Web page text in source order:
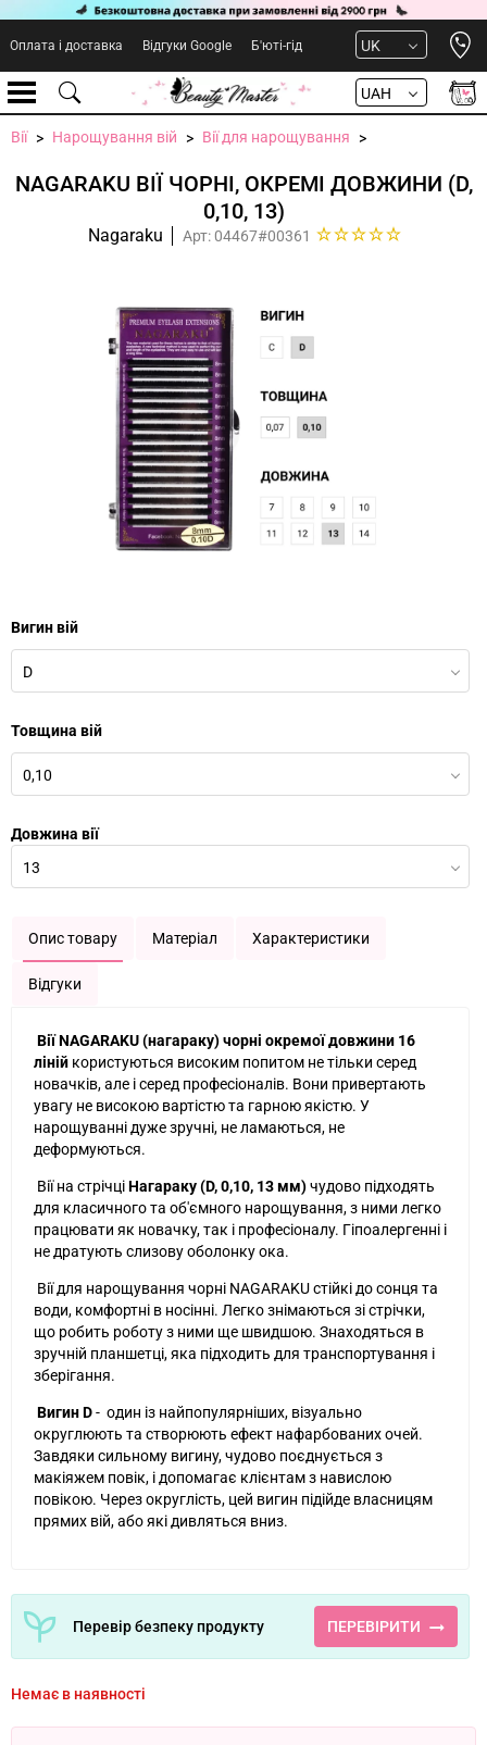
Оплата і доставка Відгуки Google Б'юті-гід UK
UAH
Вії Нарощування вій Вії для нарощування
NAGARAKU ВІЇ ЧОРНІ, ОКРЕМІ ДОВЖИНИ (D,
0,10, 13)
Nagaraku Арт: 04467#00361
Вигин вій
D
Товщина вій
0,10
Довжина вії
13
Опис товару Матеріал Характеристики
Відгуки
Вії NAGARAKU (нагараку) чорні окремої довжини 16
ліній користуються високим попитом не тільки серед
новачків, але і серед професіоналів. Вони привертають
увагу не високою вартістю та гарною якістю. У
нарощуванні дуже зручні, не ламаються, не
деформуються.
Вії на стрічціНагараку (D, 0,10, 13 мм)чудово підходять
для класичного та об'ємного нарощування, з ними легко
працювати як новачку, так і професіоналу. Гіпоалергенні і
не дратують слизову оболонку ока.
Вії для нарощування чорні NAGARAKU стійкі до сонця та
води, комфортні в носінні. Легко знімаються зі стрічки,
що робить роботу з ними ще швидшою. Знаходяться в
зручній планшетці, яка підходить для транспортування і
зберігання.
Вигин D- один із найпопулярніших, візуально
округлюють та створюють ефект нафарбованих очей.
Завдяки сильному вигину, чудово поєднується з
макіяжем повік, і допомагає клієнтам з навислою
повікою. Через округлість, цей вигин підійде власницям
прямих вій, або які дивляться вниз.
Перевір безпеку продукту ПЕРЕВІРИТИ
Немає в наявності